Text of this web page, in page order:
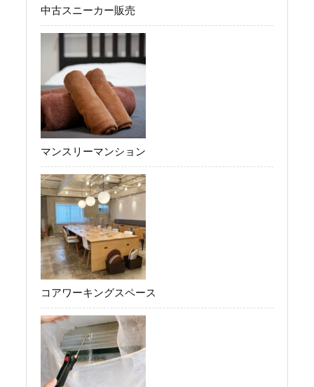
中古スニーカー販売
マンスリーマンション
コアワーキングスペース